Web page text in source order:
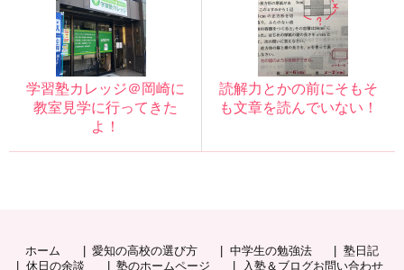
学習塾カレッジ＠岡崎に
教室見学に行ってきた
よ！
読解力とかの前にそもそ
も文章を読んでいない！
ホーム 愛知の高校の選び方 中学生の勉強法
塾日記
休日の余談
塾のホームページ 入塾＆ブログお問い合わせ